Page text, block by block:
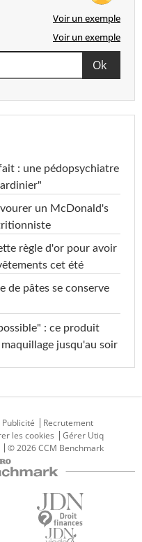
Voir un exemple
Voir un exemple
: une pédopsychiatre
un McDonald's
règle d'or pour avoir
cet été
de pâtes se conserve
: ce produit
jusqu'au soir
Publicité
Recrutement
les cookies
Gérer Utiq
© 2026 CCM Benchmark